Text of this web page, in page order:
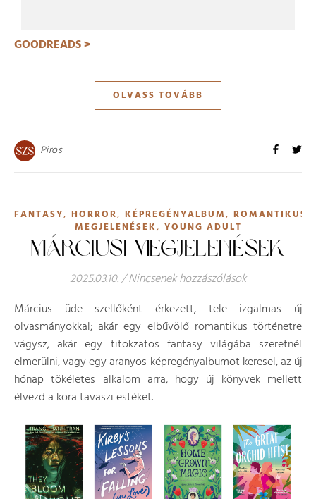
GOODREADS >
OLVASS TOVÁBB
Piros
FANTASY, HORROR, KÉPREGÉNYALBUM, ROMANTIKUS
MEGJELENÉSEK, YOUNG ADULT
MÁRCIUSI MEGJELENÉSEK
2025.03.10./Nincsenek hozzászólások
Március üde szellőként érkezett, tele izgalmas új
olvasmányokkal; akár egy elbűvölő romantikus történetre
vágysz, akár egy titokzatos fantasy világába szeretnél
elmerülni, vagy egy aranyos képregényalbumot keresel, az új
hónap tökéletes alkalom arra, hogy új könyvek mellett
élvezd a kora tavaszi estéket.